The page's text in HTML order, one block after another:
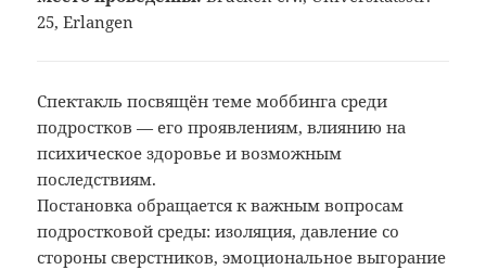
25, Erlangen
Спектакль посвящён теме моббинга среди
подростков — его проявлениям, влиянию на
психическое здоровье и возможным
последствиям.
Постановка обращается к важным вопросам
подростковой среды: изоляция, давление со
стороны сверстников, эмоциональное выгорание